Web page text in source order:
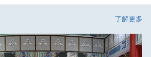
了解更多